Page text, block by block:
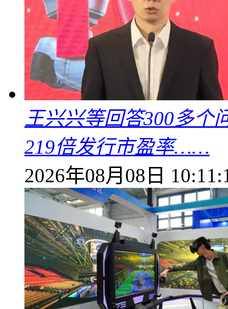
王兴兴等回答300多个
219倍发行市盈率……
2026年08月08日